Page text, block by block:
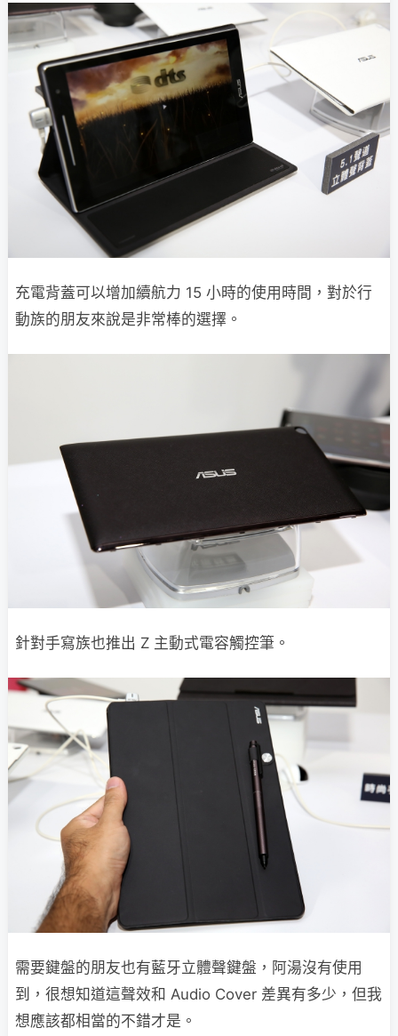
充電背蓋可以增加續航力 15 小時的使用時間，對於行
動族的朋友來說是非常棒的選擇。
針對手寫族也推出 Z 主動式電容觸控筆。
需要鍵盤的朋友也有藍牙立體聲鍵盤，阿湯沒有使用
到，很想知道這聲效和 Audio Cover 差異有多少，但我
想應該都相當的不錯才是。